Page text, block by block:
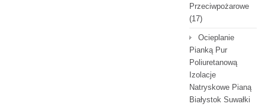
Przeciwpożarowe
(17)
Ocieplanie
Pianką Pur
Poliuretanową
Izolacje
Natryskowe Pianą
Białystok Suwałki